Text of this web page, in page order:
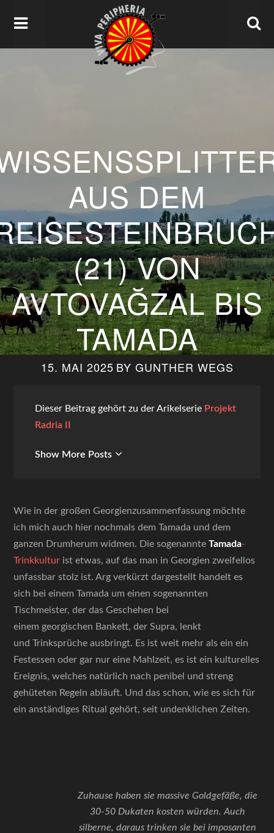
AUS DEM
(21) VON
AVTOVAĞZAL BIS
TAMADA
15. MAI 2025 BY GUNTHER WEGS
Dieser Beitrag gehört zu der Arikelserie Projekt
Radria II
Show More Posts
Wie in der großen Georgienzusammenfassung möchte
ich mich auch hier nochmals dem Tamada und dem
ganzen Drumherum widmen. Die sogenannteTamada-
Trinkkultur ist etwas, auf das man in Georgien zweifellos
unfassbar stolz ist. Arg verkürzt dargestellt handelt es
sich bei einem Tamada um einen sogenannten
Tischmeister, der das Geschehen bei
einem georgischen Bankett, der Supra, lenkt
und Trinksprüche ausbringt. Es ist weit mehr als ein ein
Festessen oder gar nur eine Mahlzeit, es ist ein kulturelles
Ereignis, welches natürlich nach penibel und streng
gehüteten Regeln abläuft. Und das schon, wie es sich für
ein anständiges Ritual gehört, seit undenklichen Zeiten.
Zuhause haben sie massive Goldgefäße, die
30-50 Dukaten kosten würden. Auch
silberne, daraus trinken sie bei imposanten